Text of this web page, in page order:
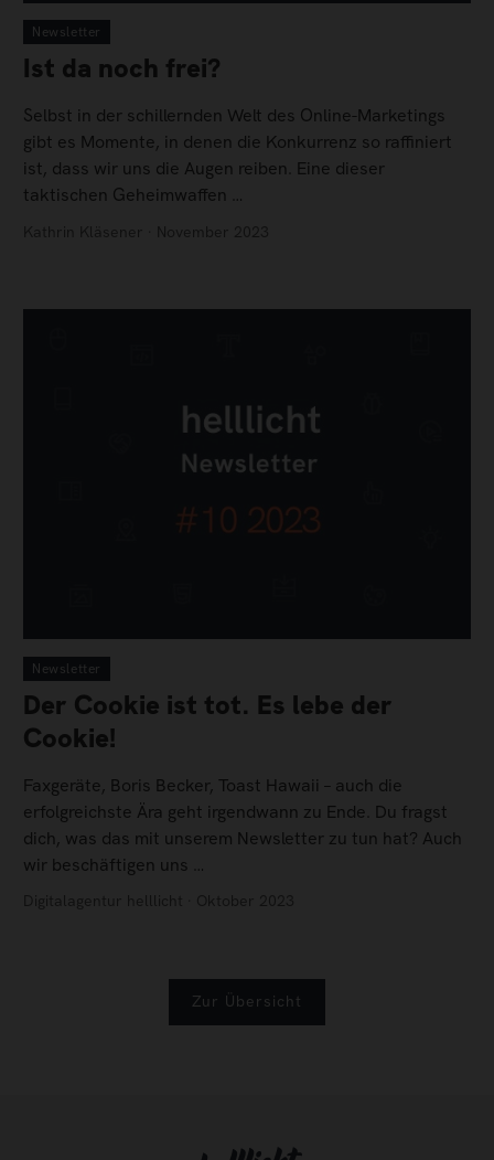
Newsletter
Ist da noch frei?
Selbst in der schillernden Welt des Online-Marketings
gibt es Momente, in denen die Konkurrenz so raffiniert
ist, dass wir uns die Augen reiben. Eine dieser
taktischen Geheimwaffen …
Newsletter
Der Cookie ist tot. Es lebe der
Cookie!
Faxgeräte, Boris Becker, Toast Hawaii – auch die
erfolgreichste Ära geht irgendwann zu Ende. Du fragst
dich, was das mit unserem Newsletter zu tun hat? Auch
wir beschäftigen uns …
Zur Übersicht